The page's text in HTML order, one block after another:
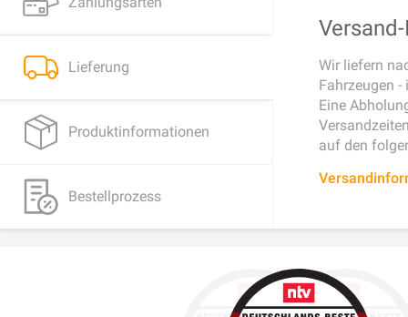
Lieferung
Produktinformationen
Bestellprozess
Wir liefern
Fahrzeugen
Eine
auf den